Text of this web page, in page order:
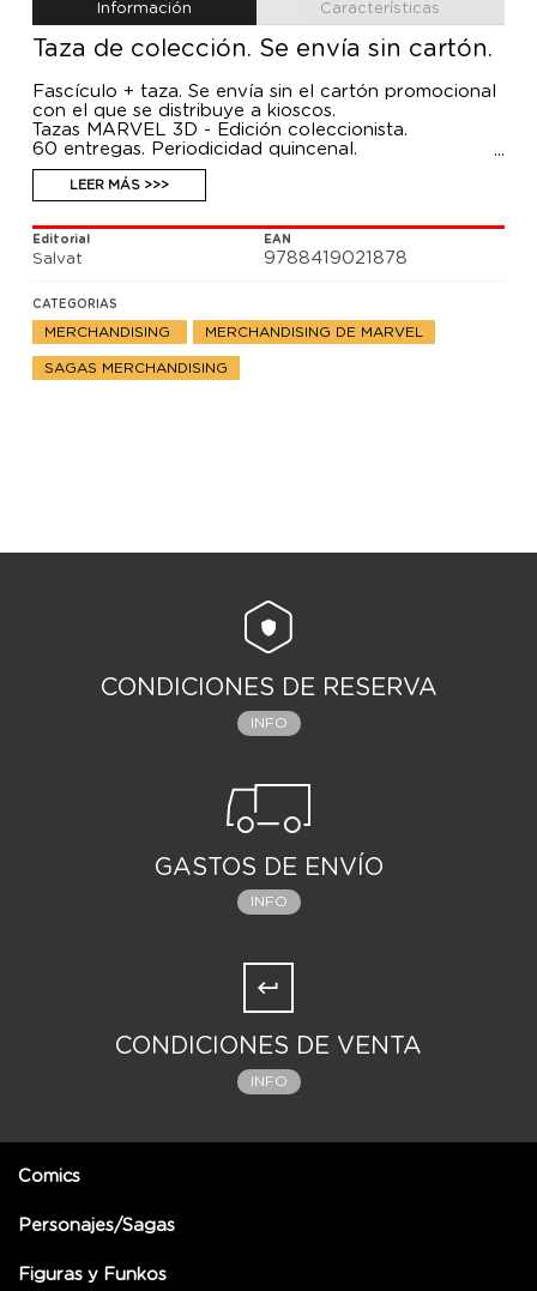
Información Características
Taza de colección. Se envía sin cartón.
Fascículo + taza. Se envía sin el cartón promocional
con el que se distribuye a kioscos.
Tazas MARVEL 3D - Edición coleccionista.
60 entregas. Periodicidad quincenal.
Fabricadas en loza con detalles en 3D.
Dedicadas a los héroes y villanos de MARVEL, con
fieles reproducciones de los personajes.
LEER MÁS >>>
Editorial
Salvat
EAN
9788419021878
CATEGORIAS
MERCHANDISING MERCHANDISING DE MARVEL
SAGAS MERCHANDISING
CONDICIONES DE RESERVA
INFO
GASTOS DE ENVÍO
INFO
CONDICIONES DE VENTA
INFO
Comics
Personajes/Sagas
Figuras y Funkos